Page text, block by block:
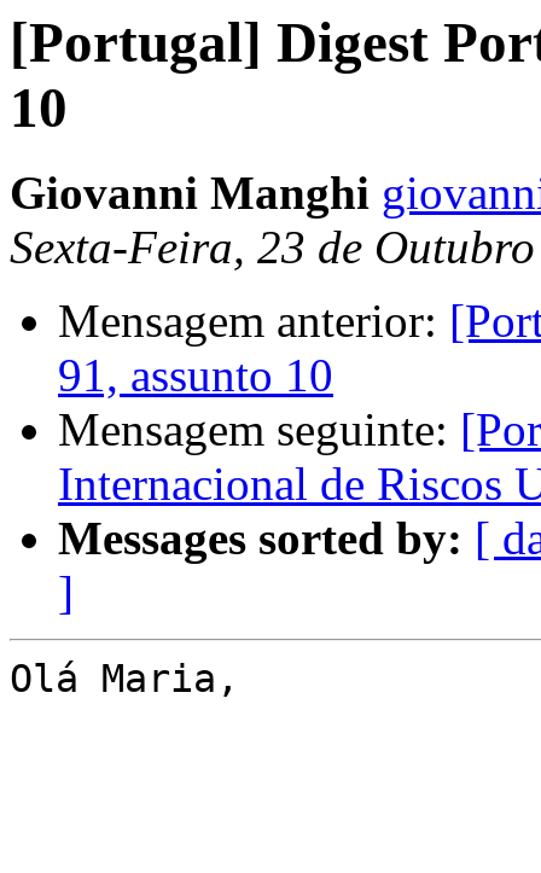
[Portugal] Digest
10
Giovanni Manghi
Sexta-Feira, 23 de
Mensagem anterior:
91, assunto 10
Mensagem seguinte:
Internacional de Riscos
Messages sorted by: [
]
Olá Maria,